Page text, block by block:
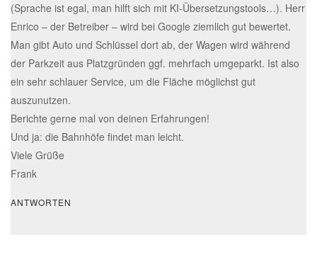
(Sprache ist egal, man hilft sich mit KI-Übersetzungstools…). Herr
Enrico – der Betreiber – wird bei Google ziemlich gut bewertet.
Man gibt Auto und Schlüssel dort ab, der Wagen wird während
der Parkzeit aus Platzgründen ggf. mehrfach umgeparkt. Ist also
ein sehr schlauer Service, um die Fläche möglichst gut
auszunutzen.
Berichte gerne mal von deinen Erfahrungen!
Und ja: die Bahnhöfe findet man leicht.
Viele Grüße
Frank
ANTWORTEN